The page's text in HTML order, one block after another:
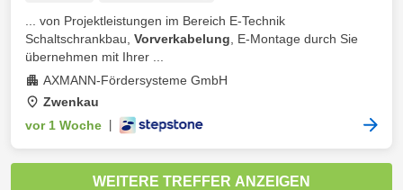
... von Projektleistungen im Bereich E-Technik
Schaltschrankbau, Vorverkabelung , E-Montage durch Sie
übernehmen mit Ihrer ...
AXMANN-Fördersysteme GmbH
Zwenkau
vor 1 Woche
WEITERE TREFFER ANZEIGEN